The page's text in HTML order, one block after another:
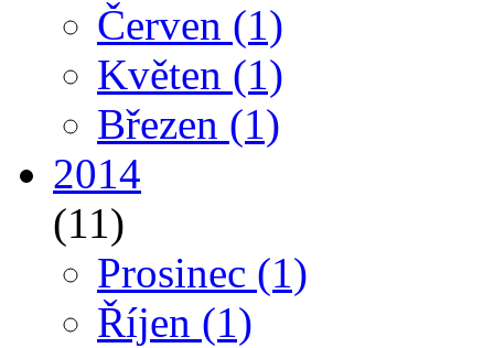
Červen (1)
Květen (1)
Březen (1)
2014
(11)
Prosinec (1)
Říjen (1)